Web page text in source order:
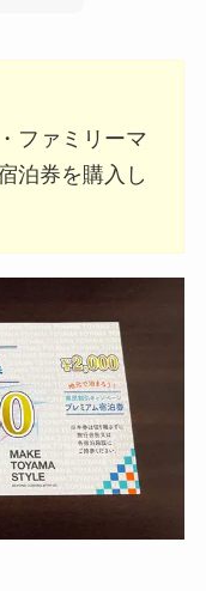
ファミリーマ
泊券を購入し